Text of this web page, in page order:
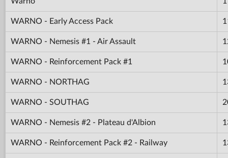
WARNO - Early Access Pack
WARNO - Nemesis #1 - Air Assault
WARNO - Reinforcement Pack #1
WARNO - NORTHAG
WARNO - SOUTHAG
WARNO - Nemesis #2 - Plateau d'Albion
WARNO - Reinforcement Pack #2 - Railway